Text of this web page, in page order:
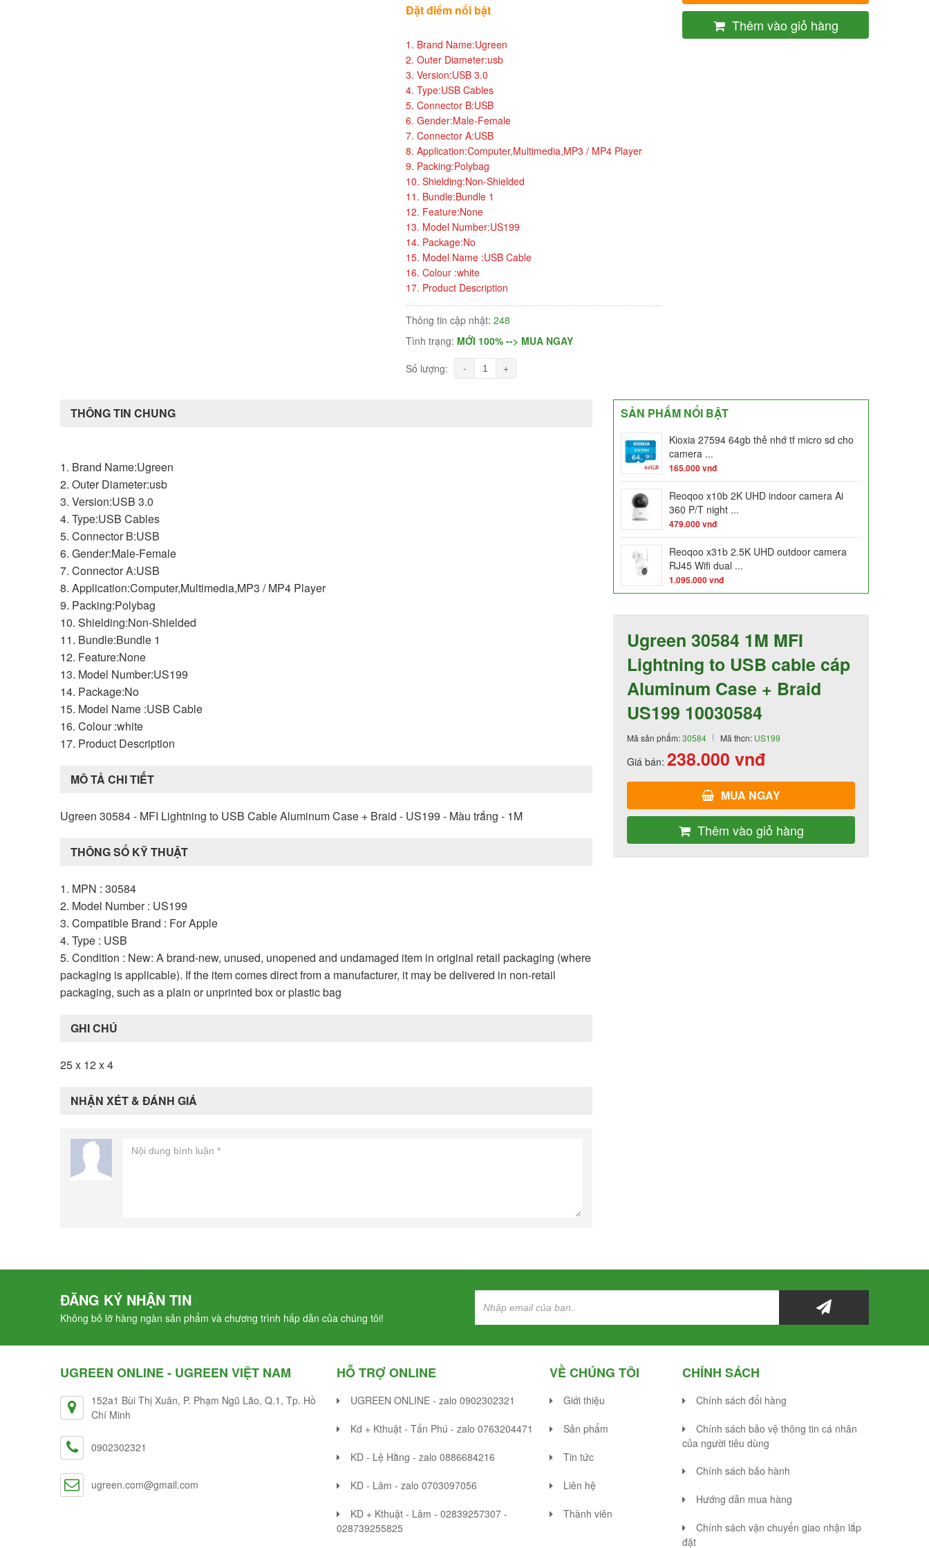
Đặt điểm nổi bật
1. Brand Name:Ugreen
2. Outer Diameter:usb
3. Version:USB 3.0
4. Type:USB Cables
5. Connector B:USB
6. Gender:Male-Female
7. Connector A:USB
8. Application:Computer,Multimedia,MP3 / MP4 Player
9. Packing:Polybag
10. Shielding:Non-Shielded
11. Bundle:Bundle 1
12. Feature:None
13. Model Number:US199
14. Package:No
15. Model Name :USB Cable
16. Colour :white
17. Product Description
Thông tin cập nhật: 248
Tình trạng: MỚI 100% --> MUA NGAY
Số lượng:
- +
Thêm vào giỏ hàng
THÔNG TIN CHUNG
1. Brand Name:Ugreen
2. Outer Diameter:usb
3. Version:USB 3.0
4. Type:USB Cables
5. Connector B:USB
6. Gender:Male-Female
7. Connector A:USB
8. Application:Computer,Multimedia,MP3 / MP4 Player
9. Packing:Polybag
10. Shielding:Non-Shielded
11. Bundle:Bundle 1
12. Feature:None
13. Model Number:US199
14. Package:No
15. Model Name :USB Cable
16. Colour :white
17. Product Description
MÔ TẢ CHI TIẾT
Ugreen 30584 - MFI Lightning to USB Cable Aluminum Case + Braid - US199 - Màu trắng - 1M
THÔNG SỐ KỸ THUẬT
1. MPN : 30584
2. Model Number : US199
3. Compatible Brand : For Apple
4. Type : USB
5. Condition : New: A brand-new, unused, unopened and undamaged item in original retail packaging (where
packaging is applicable). If the item comes direct from a manufacturer, it may be delivered in non-retail
packaging, such as a plain or unprinted box or plastic bag
GHI CHÚ
25 x 12 x 4
NHẬN XÉT & ĐÁNH GIÁ
SẢN PHẨM NỔI BẬT
Kioxia 27594 64gb thẻ nhớ tf micro sd cho
camera ...
165.000vnđ
Reoqoo x10b 2K UHD indoor camera Ai
360 P/T night ...
479.000vnđ
Reoqoo x31b 2.5K UHD outdoor camera
RJ45 Wifi dual ...
1.095.000vnđ
Ugreen 30584 1M MFI
Lightning to USB cable cáp
Aluminum Case + Braid
US199 10030584
Mã sản phẩm:30584 Mã thcn: US199
Giá bán: 238.000 vnđ
MUA NGAY
Thêm vào giỏ hàng
ĐĂNG KÝ NHẬN TIN
Không bỏ lỡ hàng ngàn sản phẩm và chương trình hấp dẫn của chúng tôi!
UGREEN ONLINE - UGREEN VIỆT NAM
152a1 Bùi Thị Xuân, P. Phạm Ngũ Lão, Q.1, Tp. Hồ
Chí Minh
0902302321
ugreen.com@gmail.com
HỖ TRỢ ONLINE
UGREEN ONLINE - zalo 0902302321
Kd + Kthuật - Tấn Phú - zalo 0763204471
KD - Lệ Hằng - zalo 0886684216
KD - Lâm - zalo 0703097056
KD + Kthuật - Lâm - 02839257307 -
028739255825
VỀ CHÚNG TÔI
Giới thiệu
Sản phẩm
Tin tức
Liên hệ
Thành viên
CHÍNH SÁCH
Chính sách đổi hàng
Chính sách bảo vệ thông tin cá nhân
của người tiêu dùng
Chính sách bảo hành
Hướng dẫn mua hàng
Chính sách vận chuyển giao nhận lắp
đặt